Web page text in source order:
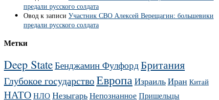
предали русского солдата
Овод к записи Участник СВО Алексей Верещагин: большевики
предали русского солдата
Метки
Deep StateБенджамин Фулфорд Британия
Глубокое государствоЕвропаИзраильИран Китай
НАТОНЛО НезыгарьНепознанное Пришельцы